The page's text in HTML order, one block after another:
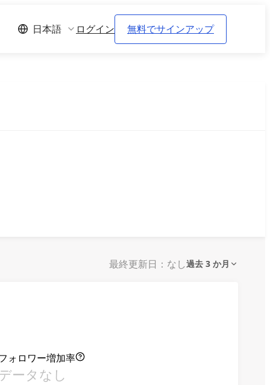
日本語 ログイン 無料でサインアップ
最終更新日：なし過去 3 か月
ォロワー増加率
ータなし